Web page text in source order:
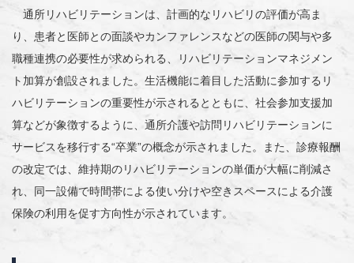
通所リハビリテーションは、計画的なリハビリの評価が高ま
り、患者と医師との面談やカンファレンスなどの医師の関与や多
職種連携の必要性が求められる、リハビリテーションマネジメン
ト加算が創設されました。生活機能に着目した活動に参加するリ
ハビリテーションの重要性が示されるとともに、社会参加支援加
算などが象徴するように、通所介護や訪問リハビリテーションに
サービスを移行する“卒業”の概念が示されました。また、診療報酬
の改定では、維持期のリハビリテーションの単価が大幅に削減さ
れ、同一設備で時間帯による使い分けや空きスペースによる介護
保険の利用を促す方向性が示されています。